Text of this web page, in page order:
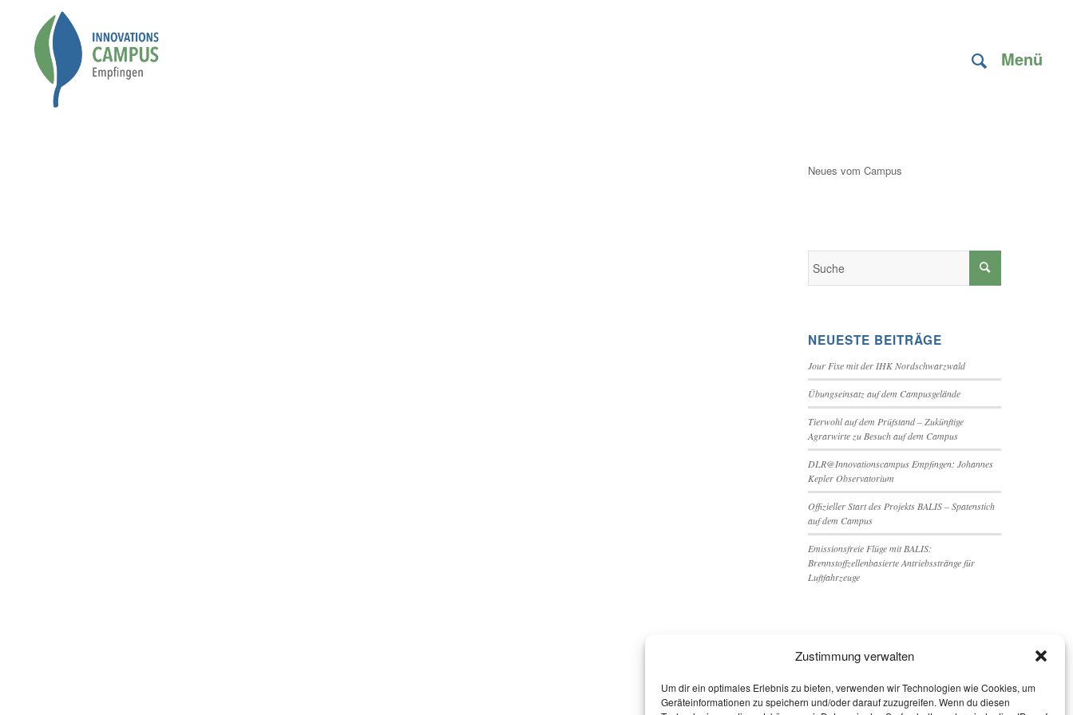
Zustimmung verwalten
Um dir ein optimales Erlebnis zu bieten, verwenden wir Technologien wie Cookies, um
Geräteinformationen zu speichern und/oder darauf zuzugreifen. Wenn du diesen
Menü
Neues vom Campus
NEUESTE BEITRÄGE
Jour Fixe mit der IHK Nordschwarzwald
Übungseinsatz auf dem Campusgelände
Tierwohl auf dem Prüfstand – Zukünftige
Agrarwirte zu Besuch auf dem Campus
DLR@Innovationscampus Empfingen: Johannes
Kepler Observatorium
Offizieller Start des Projekts BALIS – Spatenstich
auf dem Campus
Emissionsfreie Flüge mit BALIS:
Brennstoffzellenbasierte Antriebsstränge für
Luftfahrzeuge
Cookie-Richtlinie (EU)
Der Campus in der Presse
Impressum & Datenschutz